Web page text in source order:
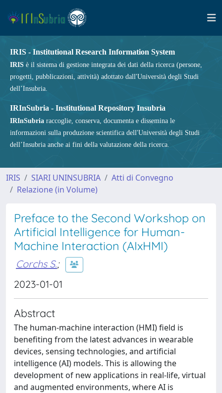
IRIS - Institutional Research Information System
IRIS è il sistema di gestione integrata dei dati della ricerca (persone,
progetti, pubblicazioni, attività) adottato dall'Università degli Studi
dell’Insubria.
IRInSubria - Institutional Repository Insubria
IRInSubria raccoglie, conserva, documenta e dissemina le
informazioni sulla produzione scientifica dell'Università degli Studi
dell’Insubria anche ai fini della valutazione della ricerca.
IRIS SIARI UNINSUBRIA
Atti di Convegno
Relazione (in Volume)
Preface to the Second Workshop on
Artificial Intelligence for Human-
Machine Interaction (AIxHMI)
Corchs S.;
2023-01-01
Abstract
The human-machine interaction (HMI) field is
benefiting from the latest advances in wearable
devices, sensing technologies, and artificial
intelligence (AI) models. This is allowing the
development of new applications in real-life, virtual
and augmented environments, where AI is